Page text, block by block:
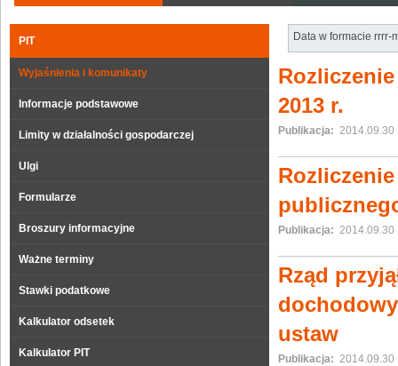
PIT
Wyjaśnienia i komunikaty
Informacje podstawowe
Limity w działalności gospodarczej
Ulgi
Formularze
Broszury informacyjne
Ważne terminy
Stawki podatkowe
Kalkulator odsetek
Kalkulator PIT
Data w formacie rrrr-
2013 r.
Publikacja: 2014.09.30
Publikacja: 2014.09.30
Rząd
ustaw
Publikacja: 2014.09.30